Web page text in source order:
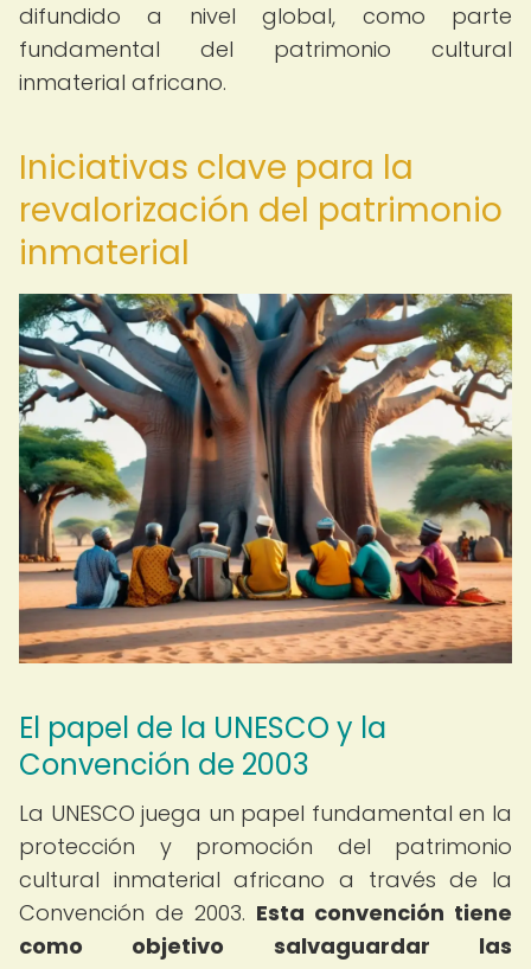
difundido a nivel global, como parte
fundamental del patrimonio cultural
inmaterial africano.
Iniciativas clave para la
revalorización del patrimonio
inmaterial
El papel de la UNESCO y la
Convención de 2003
La UNESCO juega un papel fundamental en la
protección y promoción del patrimonio
cultural inmaterial africano a través de la
Convención de 2003. Esta convención tiene
como objetivo salvaguardar las